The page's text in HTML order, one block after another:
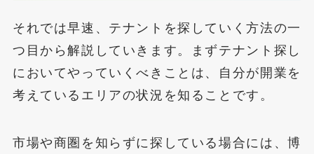
それでは早速、テナントを探していく方法の一
つ目から解説していきます。まずテナント探し
においてやっていくべきことは、自分が開業を
考えているエリアの状況を知ることです。
市場や商圏を知らずに探している場合には、博